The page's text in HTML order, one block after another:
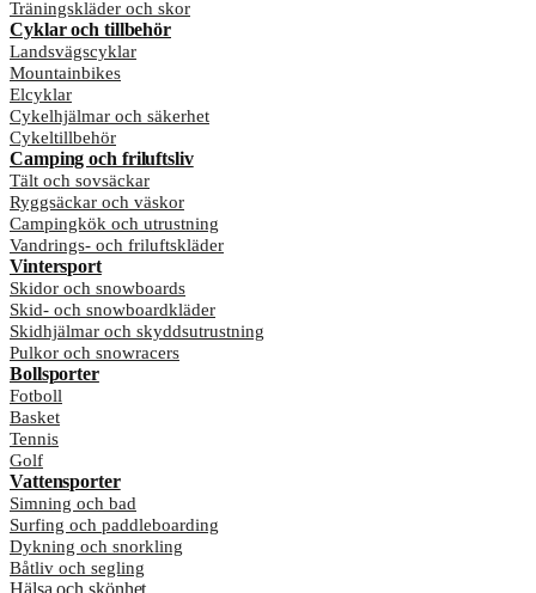
Träningskläder och skor
Cyklar och tillbehör
Landsvägscyklar
Mountainbikes
Elcyklar
Cykelhjälmar och säkerhet
Cykeltillbehör
Camping och friluftsliv
Tält och sovsäckar
Ryggsäckar och väskor
Campingkök och utrustning
Vandrings- och friluftskläder
Vintersport
Skidor och snowboards
Skid- och snowboardkläder
Skidhjälmar och skyddsutrustning
Pulkor och snowracers
Bollsporter
Fotboll
Basket
Tennis
Golf
Vattensporter
Simning och bad
Surfing och paddleboarding
Dykning och snorkling
Båtliv och segling
Hälsa och skönhet